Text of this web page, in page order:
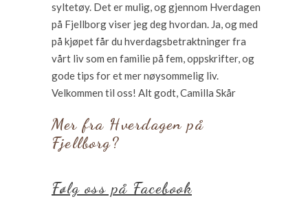
syltetøy. Det er mulig, og gjennom Hverdagen
på Fjellborg viser jeg deg hvordan. Ja, og med
på kjøpet får du hverdagsbetraktninger fra
vårt liv som en familie på fem, oppskrifter, og
gode tips for et mer nøysommelig liv.
Velkommen til oss! Alt godt, Camilla Skår
Mer fra Hverdagen på
Fjellborg?
Følg oss på Facebook